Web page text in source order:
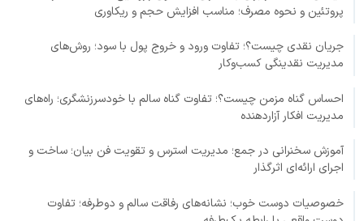
پروتئین و نحوه مصرف؛ مناسب افزایش حجم و ریکاوری
جریان نقدی چیست؟؛ تفاوت ورود و خروج پول با سود؛ روش‌های
مدیریت نقدینگی کسب‌وکار
احساس گناه مزمن چیست؟؛ تفاوت گناه سالم با خودسرزنشگری؛ راه‌های
مدیریت افکار آزاردهنده
آموزش سخنرانی در جمع؛ مدیریت استرس و تقویت فن بیان؛ ساخت و
اجرای ارائه‌ای اثرگذار
خصوصیات دوست خوب؛ نشانه‌های رفاقت سالم و دوطرفه؛ تفاوت